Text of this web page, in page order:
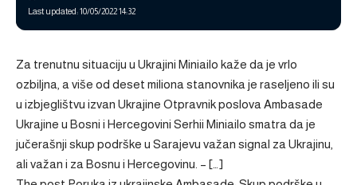
Last updated: 10/05/2022 14:32
Za trenutnu situaciju u Ukrajini Miniailo kaže da je vrlo
ozbiljna, a više od deset miliona stanovnika je raseljeno ili su
u izbjeglištvu izvan Ukrajine Otpravnik poslova Ambasade
Ukrajine u Bosni i Hercegovini Serhii Miniailo smatra da je
jučerašnji skup podrške u Sarajevu važan signal za Ukrajinu,
ali važan i za Bosnu i Hercegovinu. – […]